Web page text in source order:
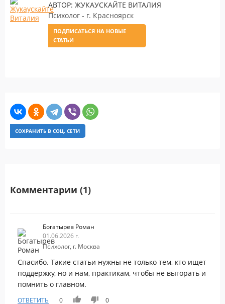
АВТОР: ЖУКАУСКАЙТЕ ВИТАЛИЯ
Психолог - г. Красноярск
ПОДПИСАТЬСЯ НА НОВЫЕ
СТАТЬИ
СОХРАНИТЬ В СОЦ. СЕТИ
Комментарии (1)
Богатырев Роман
01.06.2026 г.
Психолог, г. Москва
Спасибо. Такие статьи нужны не только тем, кто ищет
поддержку, но и нам, практикам, чтобы не выгорать и
помнить о главном.
ОТВЕТИТЬ 0 0